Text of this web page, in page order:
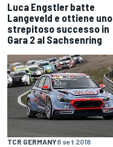
Luca Engstler batte
Langeveld e ottiene uno
strepitoso successo in
Gara 2 al Sachsenring
TCR GERMANY8 set 2018